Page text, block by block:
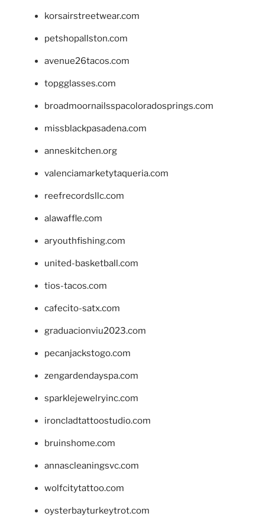
korsairstreetwear.com
petshopallston.com
avenue26tacos.com
topgglasses.com
broadmoornailsspacoloradosprings.com
missblackpasadena.com
anneskitchen.org
valenciamarketytaqueria.com
reefrecordsllc.com
alawaffle.com
aryouthfishing.com
united-basketball.com
tios-tacos.com
cafecito-satx.com
graduacionviu2023.com
pecanjackstogo.com
zengardendayspa.com
sparklejewelryinc.com
ironcladtattoostudio.com
bruinshome.com
annascleaningsvc.com
wolfcitytattoo.com
oysterbayturkeytrot.com